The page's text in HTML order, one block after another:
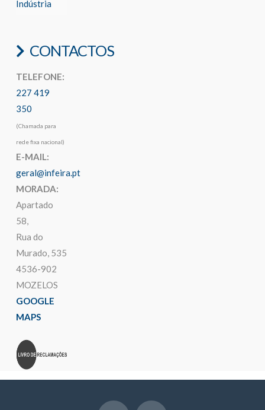
Indústria
CONTACTOS
TELEFONE:
227 419
350
(Chamada para
rede fixa nacional)
E-MAIL:
geral@infeira.pt
MORADA:
Apartado
58,
Rua do
Murado, 535
4536-902
MOZELOS
GOOGLE
MAPS